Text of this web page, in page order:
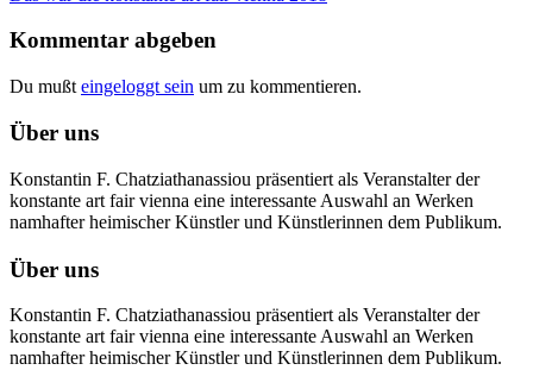
Kommentar abgeben
Du mußt eingeloggt sein um zu kommentieren.
Über uns
Konstantin F. Chatziathanassiou präsentiert als Veranstalter der
konstante art fair vienna eine interessante Auswahl an Werken
namhafter heimischer Künstler und Künstlerinnen dem Publikum.
Über uns
Konstantin F. Chatziathanassiou präsentiert als Veranstalter der
konstante art fair vienna eine interessante Auswahl an Werken
namhafter heimischer Künstler und Künstlerinnen dem Publikum.